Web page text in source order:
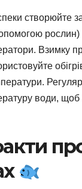
створюйте
рослин)
Взимку
води, щоб